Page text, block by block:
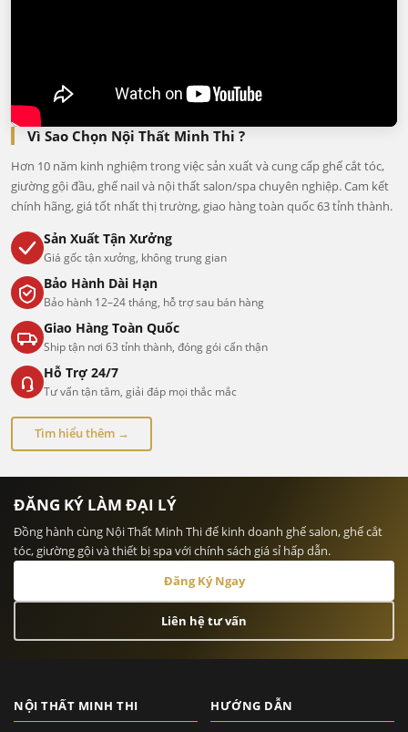
Vì Sao Chọn Nội Thất Minh Thi ?
Hơn 10 năm kinh nghiệm trong việc sản xuất và cung cấp ghế cắt tóc,
giường gội đầu, ghế nail và nội thất salon/spa chuyên nghiệp. Cam kết
chính hãng, giá tốt nhất thị trường, giao hàng toàn quốc 63 tỉnh thành.
Sản Xuất Tận Xưởng
Giá gốc tận xưởng, không trung gian
Bảo Hành Dài Hạn
Bảo hành 12–24 tháng, hỗ trợ sau bán hàng
Giao Hàng Toàn Quốc
Ship tận nơi 63 tỉnh thành, đóng gói cẩn thận
Hỗ Trợ 24/7
Tư vấn tận tâm, giải đáp mọi thắc mắc
Tìm hiểu thêm →
ĐĂNG KÝ LÀM ĐẠI LÝ
Đồng hành cùng Nội Thất Minh Thi để kinh doanh ghế salon, ghế cắt
tóc, giường gội và thiết bị spa với chính sách giá sỉ hấp dẫn.
Đăng Ký Ngay
Liên hệ tư vấn
NỘI THẤT MINH THI HƯỚNG DẪN